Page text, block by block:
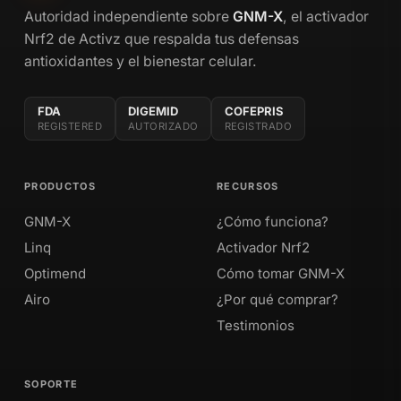
Autoridad independiente sobre GNM-X, el activador
Nrf2 de Activz que respalda tus defensas
antioxidantes y el bienestar celular.
FDA
REGISTERED
DIGEMID
AUTORIZADO
COFEPRIS
REGISTRADO
PRODUCTOS
GNM-X
Linq
Optimend
Airo
RECURSOS
¿Cómo funciona?
Activador Nrf2
Cómo tomar GNM-X
¿Por qué comprar?
Testimonios
SOPORTE